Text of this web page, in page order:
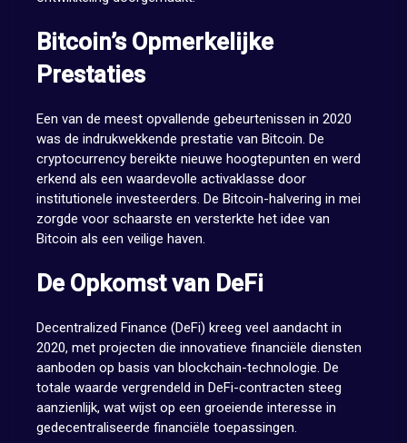
Bitcoin’s Opmerkelijke
Prestaties
Een van de meest opvallende gebeurtenissen in 2020
was de indrukwekkende prestatie van Bitcoin. De
cryptocurrency bereikte nieuwe hoogtepunten en werd
erkend als een waardevolle activaklasse door
institutionele investeerders. De Bitcoin-halvering in mei
zorgde voor schaarste en versterkte het idee van
Bitcoin als een veilige haven.
De Opkomst van DeFi
Decentralized Finance (DeFi) kreeg veel aandacht in
2020, met projecten die innovatieve financiële diensten
aanboden op basis van blockchain-technologie. De
totale waarde vergrendeld in DeFi-contracten steeg
aanzienlijk, wat wijst op een groeiende interesse in
gedecentraliseerde financiële toepassingen.